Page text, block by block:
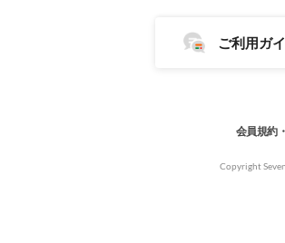
ご利用ガ
会員規約
Copyright